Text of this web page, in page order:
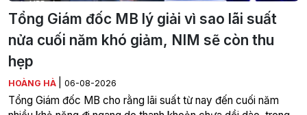
Tổng Giám đốc MB lý giải vì sao lãi suất
nửa cuối năm khó giảm, NIM sẽ còn thu
hẹp
HOÀNG HÀ 06-08-2026
Tổng Giám đốc MB cho rằng lãi suất từ nay đến cuối năm